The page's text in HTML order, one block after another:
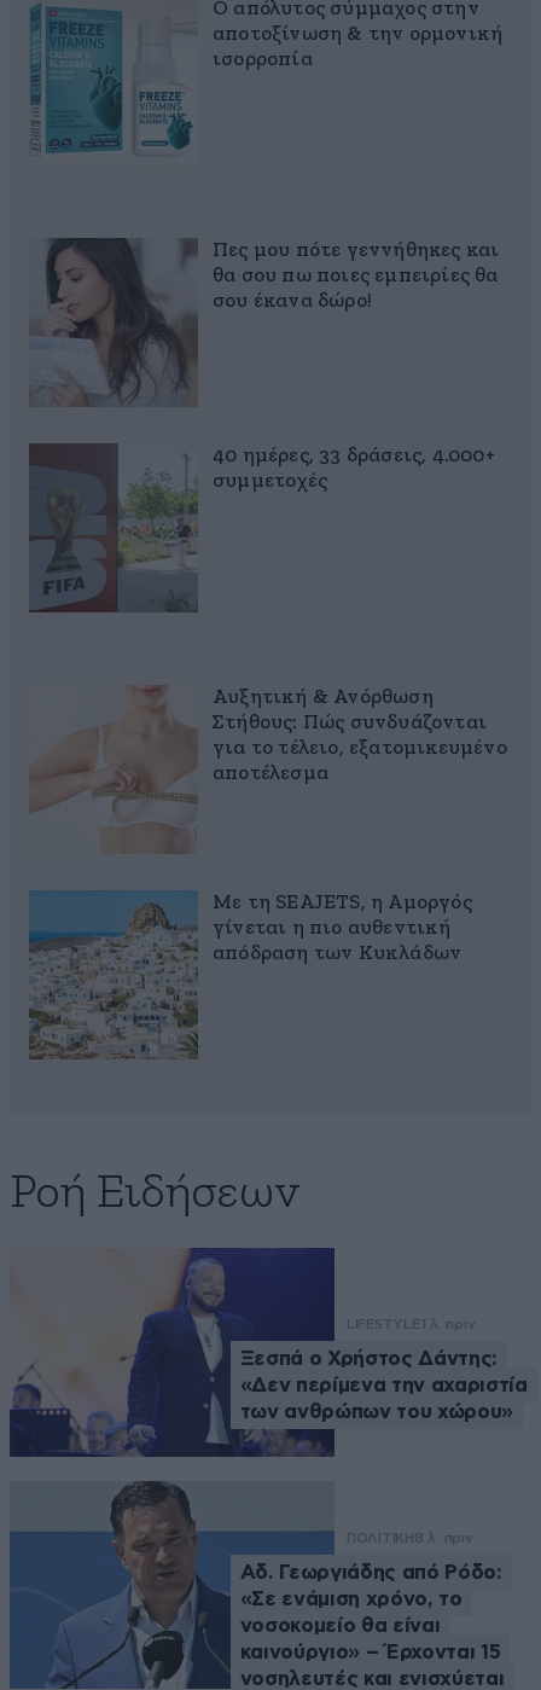
Ο απόλυτος σύμμαχος στην
αποτοξίνωση & την ορμονική
ισορροπία
Πες μου πότε γεννήθηκες και
θα σου πω ποιες εμπειρίες θα
σου έκανα δώρο!
40 ημέρες, 33 δράσεις, 4.000+
συμμετοχές
Αυξητική & Ανόρθωση
Στήθους: Πώς συνδυάζονται
για το τέλειο, εξατομικευμένο
αποτέλεσμα
Με τη SEAJETS, η Αμοργός
γίνεται η πιο αυθεντική
απόδραση των Κυκλάδων
Ροή Ειδήσεων
LIFESTYLE 1 λ. πριν
Ξεσπά ο Χρήστος Δάντης:
«Δεν περίμενα την αχαριστία
των ανθρώπων του χώρου»
ΠΟΛΙΤΙΚΗ8 λ. πριν
Αδ. Γεωργιάδης από Ρόδο:
«Σε ενάμιση χρόνο, το
νοσοκομείο θα είναι
καινούργιο» – Έρχονται 15
νοσηλευτές και ενισχύεται